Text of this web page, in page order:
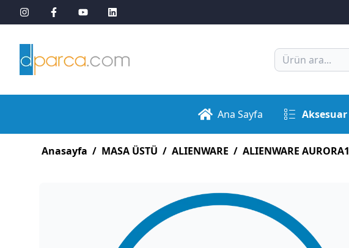
Ana Sayfa Aksesuar
Anasayfa / MASA ÜSTÜ / ALIENWARE / ALIENWARE AURORA1